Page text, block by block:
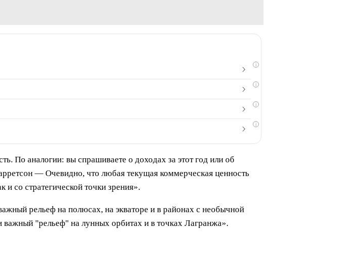
i
i
i
i
По аналогии: вы спрашиваете о доходах за этот год или об
— Очевидно, что любая текущая коммерческая ценность
со стратегической точки зрения».
рельеф на полюсах, на экваторе и в районах с необычной
"рельеф" на лунных орбитах и в точках Лагранжа».